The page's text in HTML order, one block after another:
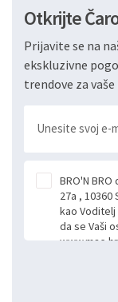
Otkrijte
Prijavite se na
ekskluzivne
trendove za
BRO'N
27a ,
kao
da se Vaši
obrađeni.
slobodno i
obradu